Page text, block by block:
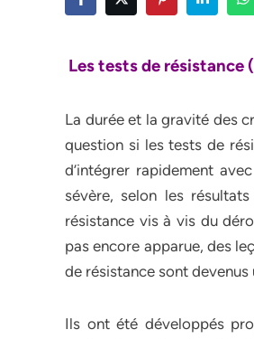
Les tests de résistance
La durée et la gravité des
question si les tests de
d’intégrer rapidement
sévère, selon les
résistance vis à vis du
pas encore apparue, des
de résistance sont
Ils ont été développés